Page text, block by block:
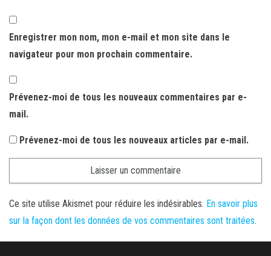
Enregistrer mon nom, mon e-mail et mon site dans le
navigateur pour mon prochain commentaire.
Prévenez-moi de tous les nouveaux commentaires par e-
mail.
Prévenez-moi de tous les nouveaux articles par e-mail.
Ce site utilise Akismet pour réduire les indésirables. En savoir plus
sur la façon dont les données de vos commentaires sont traitées.